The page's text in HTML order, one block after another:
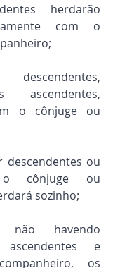
herdarão
com o
ascendentes,
o cônjuge ou
descendentes ou
o cônjuge ou
sozinho;
havendo
ascendentes e
os